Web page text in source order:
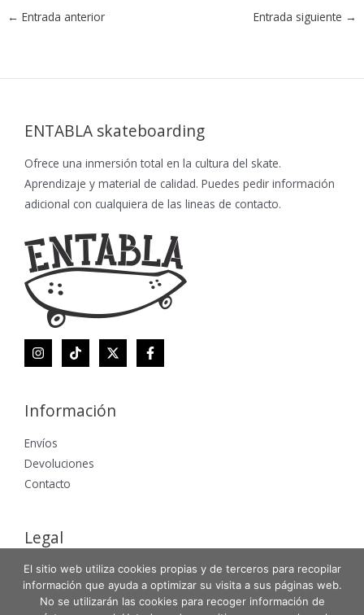
← Entrada anterior Entrada siguiente →
ENTABLA skateboarding
Ofrece una inmersión total en la cultura del skate.
Aprendizaje y material de calidad. Puedes pedir información
adicional con cualquiera de las lineas de contacto.
Información
Envíos
Devoluciones
Contacto
Legal
Aviso Legal
Política de Privacidad
Política de Cookies
El sitio web utiliza cookies propias y de terceros para recopilar
información que ayuda a optimizar su visita a sus páginas web.
No se utilizarán las cookies para recoger información de